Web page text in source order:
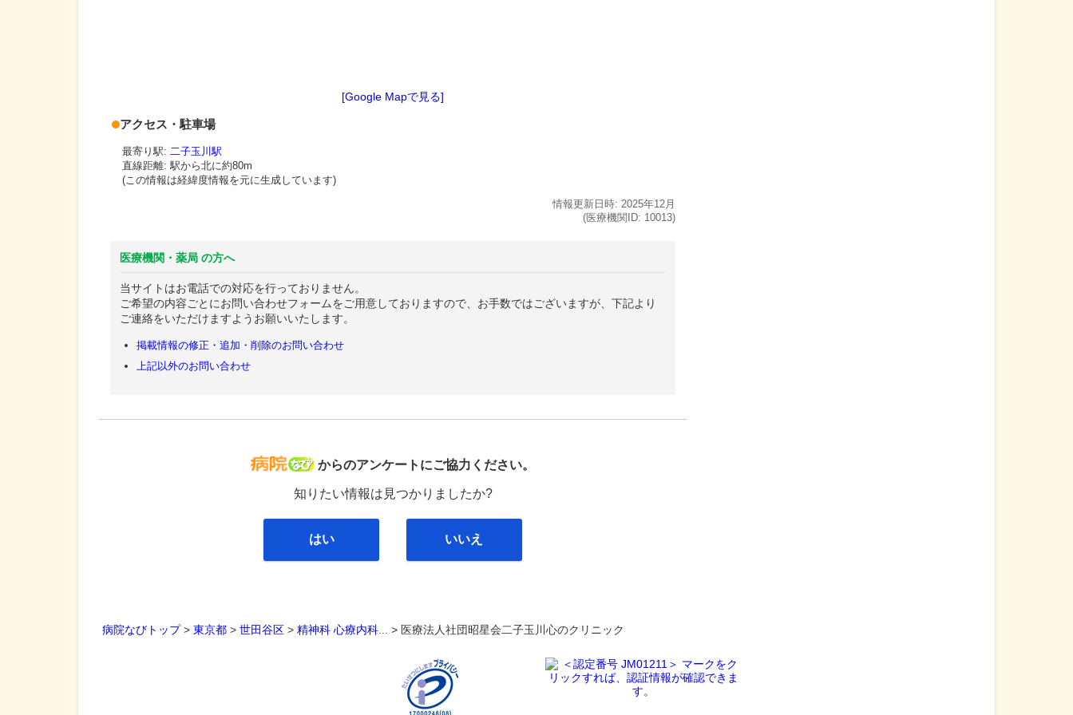
[Google Mapで見る]
アクセス・駐車場
最寄り駅: 二子玉川駅
直線距離: 駅から北に約80m
(この情報は経緯度情報を元に生成しています)
情報更新日時: 2025年12月
(医療機関ID: 10013)
医療機関・薬局 の方へ
当サイトはお電話での対応を行っておりません。
ご希望の内容ごとにお問い合わせフォームをご用意しておりますので、お手数ではございますが、下記より
ご連絡をいただけますようお願いいたします。
掲載情報の修正・追加・削除のお問い合わせ
上記以外のお問い合わせ
病院なび
からのアンケートにご協力ください。
知りたい情報は見つかりましたか?
はい いいえ
病院なびトップ> 東京都 > 世田谷区 > 精神科 心療内科 ... > 医療法人社団昭星会二子玉川心のクリニック